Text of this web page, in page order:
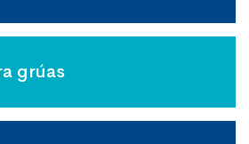
grúas